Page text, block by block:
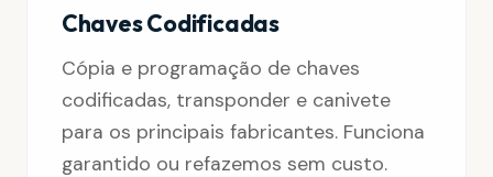
Chaves Codificadas
Cópia e programação de chaves
codificadas, transponder e canivete
para os principais fabricantes. Funciona
garantido ou refazemos sem custo.